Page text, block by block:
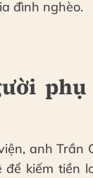
đình nghèo.
anh Trần
kiếm tiền